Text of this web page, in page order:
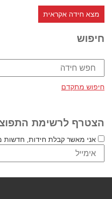
מצא חידה אקראית
חיפוש
חיפוש מתקדם
הצטרף לרשימת
אני מאשר קבלת חידות, חדשות